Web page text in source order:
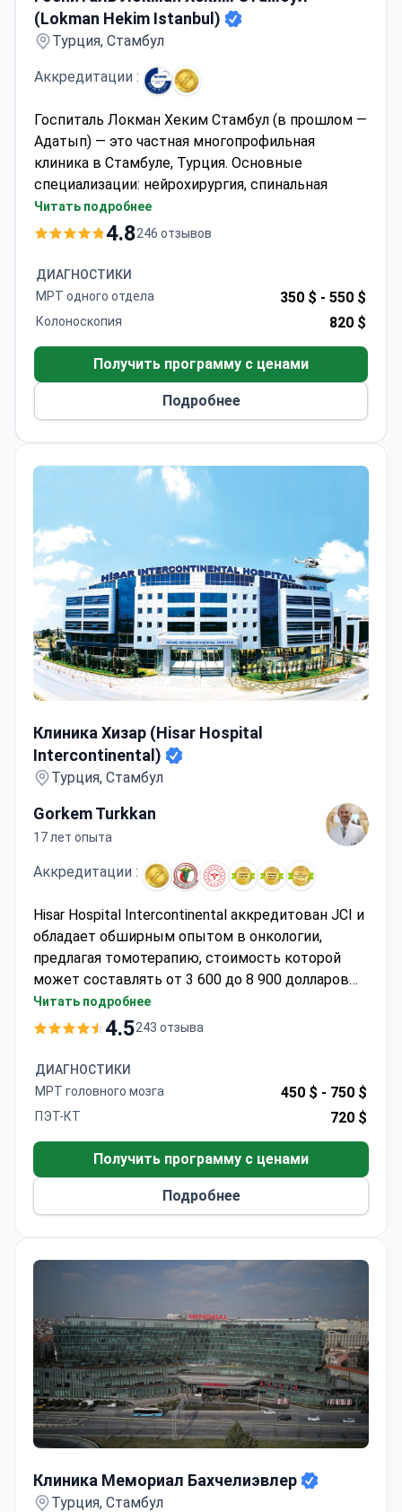
(Lokman Hekim Istanbul)
Турция, Стамбул
Аккредитации :
Госпиталь Локман Хеким Стамбул (в прошлом —
Адатып) — это частная многопрофильная
клиника в Стамбуле, Турция. Основные
специализации: нейрохирургия, спинальная
хирургия, хирургия снижения веса, ортопедия и
травматология.
взрослых. Большинство пациентов клиники —
жители русскоязычных, арабоязычных и
африканских стран.
Читать подробнее
4.8246 отзывов
ДИАГНОСТИКИ
МРТ одного отдела
350 $ - 550 $
Колоноскопия 820 $
Получить программу с ценами
Подробнее
Клиника Хизар (Hisar Hospital
Intercontinental)
Турция, Стамбул
Gorkem Turkkan
17 лет опыта
Аккредитации :
Hisar Hospital Intercontinental аккредитован JCI и
обладает обширным опытом в онкологии,
предлагая томотерапию, стоимость которой
может составлять от 3 600 до 8 900 долларов
США. Доктор Горкем Турккан, доцент кафедры
радиационной онкологии, провел более 2 500
передового аппарата MR-Linac.
Читать подробнее
4.5243 отзыва
ДИАГНОСТИКИ
МРТ головного мозга
450 $ - 750 $
ПЭТ-КТ 720 $
Получить программу с ценами
Подробнее
Клиника Мемориал Бахчелиэвлер
Турция, Стамбул